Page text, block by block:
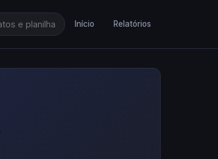
Início Relatórios